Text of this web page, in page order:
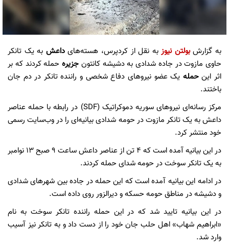
به گزارش بولتن نیوزبه نقل از کردپرس، هسته‌هایداعش به یک تانکر
حاوی مازوت در جاده شدادی به دشیشه کانتون جزیره حمله کردند که بر
اثر اینحمله یک عضو نیروهای دفاع شخصی و راننده تانکر در دم جان
باختند.
مرکز رسانه‌ای نیروهای سوریه دموکراتیک (SDF) در رابطه با حمله عناصر
داعش به یک تانکر مازوت در حومه شدادی بیانیه‌ای را در وب‌سایت رسمی
خود منتشر کرد.
در این بیانیه آمده است که ۴ تن از عناصر داعش ساعت ۹ صبح ۱۳ نوامبر
به یک تانکر سوخت در حومه شدای حمله کردند.
در ادامه این بیانیه آمده است که این حمله در جاده بین شهرهای شدادی
و دشیشه در مناطق حومه حسکه و دیرالزور روی داده است.
در این بیانیه تایید شد که در این حمله راننده تانکر سوخت به نام
«ابراهیم شهاب» اهل حلب جان خود را از دست داد و به تانکر نیز آسیب
وارد شد.